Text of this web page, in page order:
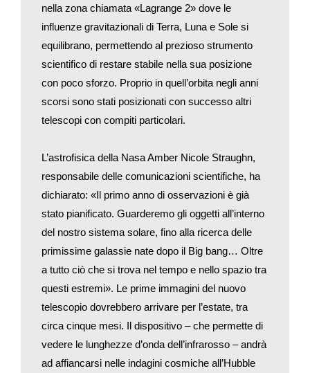
Ci sono satelliti scientifici che osservano la Terra e ne
registrano le modificazioni ambientali, come per esempio lo
scioglimento dei ghiacci, l’inquinamento dei mari o la
deforestazione; oppure satelliti che hanno scopi commerciali e
servono per la meteorologia, le telecomunicazioni e altre
applicazioni pratiche. Gli specialisti li conoscono bene, mentre
il grande pubblico si gode i loro risultati pratici quasi senza
cosiddetti satelliti civili. Poi ci sono quelli militari, che
percorrono orbite basse per osservare punti strategici o
sensibili in un’ottica di guerra. Quanti ne partono ogni anno?
Impossibile saperlo, anche se pure questi entrano nel
conteggio degli oggetti orbitanti che le agenzie spaziali tengono
sotto continua osservazione. Infatti la problematica dei satelliti
e soprattutto dei detriti spaziali preoccupa da tempo gli addetti
I satelliti vivono parecchi anni nelle loro corsie fisse intorno alla
Terra, poi si spengono e muoiono, ma restano lassù per tempi
più o meno lunghi a dipendenza della loro quota e sono un
pericolo potenziale per i nuovi satelliti che arrivano in orbita.
L’ufficio americano dello spazio esterno e l’Esa nel 2020
nella zona chiamata «Lagrange 2» dove le
influenze gravitazionali di Terra, Luna e Sole si
equilibrano, permettendo al prezioso strumento
scientifico di restare stabile nella sua posizione
con poco sforzo. Proprio in quell’orbita negli anni
scorsi sono stati posizionati con successo altri
telescopi con compiti particolari.
L’astrofisica della Nasa Amber Nicole Straughn,
responsabile delle comunicazioni scientifiche, ha
dichiarato: «Il primo anno di osservazioni è già
stato pianificato. Guarderemo gli oggetti all’interno
del nostro sistema solare, fino alla ricerca delle
primissime galassie nate dopo il Big bang… Oltre
a tutto ciò che si trova nel tempo e nello spazio tra
questi estremi». Le prime immagini del nuovo
telescopio dovrebbero arrivare per l’estate, tra
circa cinque mesi. Il dispositivo – che permette di
vedere le lunghezze d’onda dell’infrarosso – andrà
ad affiancarsi nelle indagini cosmiche all’Hubble